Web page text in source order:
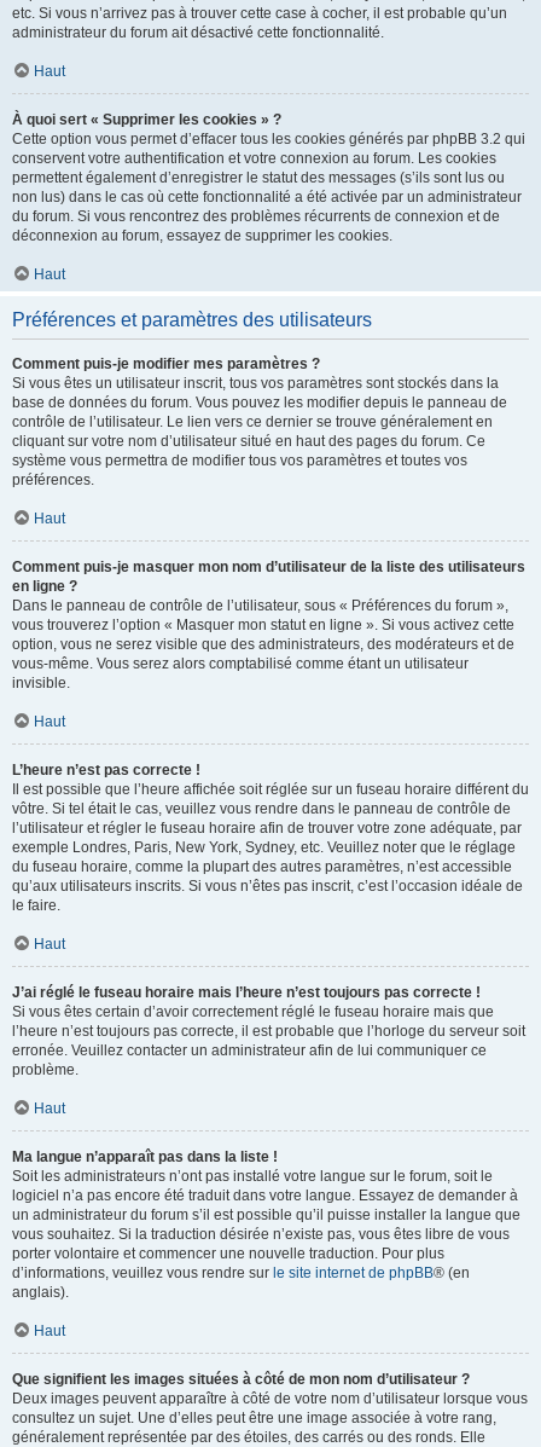
etc. Si vous n’arrivez pas à trouver cette case à cocher, il est probable qu’un
administrateur du forum ait désactivé cette fonctionnalité.
Haut
À quoi sert « Supprimer les cookies » ?
Cette option vous permet d’effacer tous les cookies générés par phpBB 3.2 qui
conservent votre authentification et votre connexion au forum. Les cookies
permettent également d’enregistrer le statut des messages (s’ils sont lus ou
non lus) dans le cas où cette fonctionnalité a été activée par un administrateur
du forum. Si vous rencontrez des problèmes récurrents de connexion et de
déconnexion au forum, essayez de supprimer les cookies.
Haut
Préférences et paramètres des utilisateurs
Comment puis-je modifier mes paramètres ?
Si vous êtes un utilisateur inscrit, tous vos paramètres sont stockés dans la
base de données du forum. Vous pouvez les modifier depuis le panneau de
contrôle de l’utilisateur. Le lien vers ce dernier se trouve généralement en
cliquant sur votre nom d’utilisateur situé en haut des pages du forum. Ce
système vous permettra de modifier tous vos paramètres et toutes vos
préférences.
Haut
Comment puis-je masquer mon nom d’utilisateur de la liste des utilisateurs
en ligne ?
Dans le panneau de contrôle de l’utilisateur, sous « Préférences du forum »,
vous trouverez l’option « Masquer mon statut en ligne ». Si vous activez cette
option, vous ne serez visible que des administrateurs, des modérateurs et de
vous-même. Vous serez alors comptabilisé comme étant un utilisateur
invisible.
Haut
L’heure n’est pas correcte !
Il est possible que l’heure affichée soit réglée sur un fuseau horaire différent du
vôtre. Si tel était le cas, veuillez vous rendre dans le panneau de contrôle de
l’utilisateur et régler le fuseau horaire afin de trouver votre zone adéquate, par
exemple Londres, Paris, New York, Sydney, etc. Veuillez noter que le réglage
du fuseau horaire, comme la plupart des autres paramètres, n’est accessible
qu’aux utilisateurs inscrits. Si vous n’êtes pas inscrit, c’est l’occasion idéale de
le faire.
Haut
J’ai réglé le fuseau horaire mais l’heure n’est toujours pas correcte !
Si vous êtes certain d’avoir correctement réglé le fuseau horaire mais que
l’heure n’est toujours pas correcte, il est probable que l’horloge du serveur soit
erronée. Veuillez contacter un administrateur afin de lui communiquer ce
problème.
Haut
Ma langue n’apparaît pas dans la liste !
Soit les administrateurs n’ont pas installé votre langue sur le forum, soit le
logiciel n’a pas encore été traduit dans votre langue. Essayez de demander à
un administrateur du forum s’il est possible qu’il puisse installer la langue que
vous souhaitez. Si la traduction désirée n’existe pas, vous êtes libre de vous
porter volontaire et commencer une nouvelle traduction. Pour plus
d’informations, veuillez vous rendre sur le site internet de phpBB® (en
anglais).
Haut
Que signifient les images situées à côté de mon nom d’utilisateur ?
Deux images peuvent apparaître à côté de votre nom d’utilisateur lorsque vous
consultez un sujet. Une d’elles peut être une image associée à votre rang,
généralement représentée par des étoiles, des carrés ou des ronds. Elle